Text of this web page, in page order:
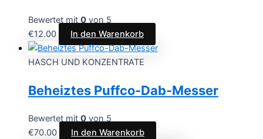
Bewertet mit 0 von 5
€12.00 In den Warenkorb
HASCH UND KONZENTRATE
Beheiztes Puffco-Dab-Messer
Bewertet mit 0 von 5
€70.00 In den Warenkorb